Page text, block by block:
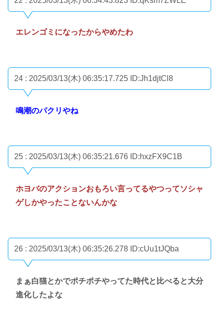
エレンゴミになったからやめたわ
24 : 2025/03/13(木) 06:35:17.725 ID:Jh1djtCl8
鳴潮のパクリやね
25 : 2025/03/13(木) 06:35:21.676 ID:hxzFX9C1B
ホヨバのアクションおもろい言ってるやつってソシャ
ゲしかやったことないんかな
26 : 2025/03/13(木) 06:35:26.278 ID:cUu1tJQba
まぁ白猫とかでポチポチやってた時代と比べると大分
進化したよな